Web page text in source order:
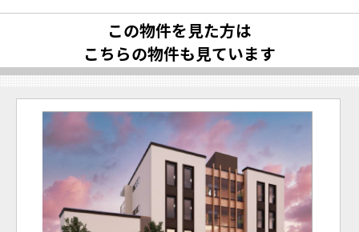
この物件を見た方は
こちらの物件も見ています